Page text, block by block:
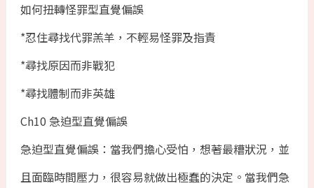
如何扭轉怪罪型直覺偏誤
*忍住尋找代罪羔羊，不輕易怪罪及指責
*尋找原因而非戰犯
*尋找體制而非英雄
Ch10 急迫型直覺偏誤
急迫型直覺偏誤：當我們擔心受怕，想著最糟狀況，並
且面臨時間壓力，很容易就做出極蠢的決定。當我們急